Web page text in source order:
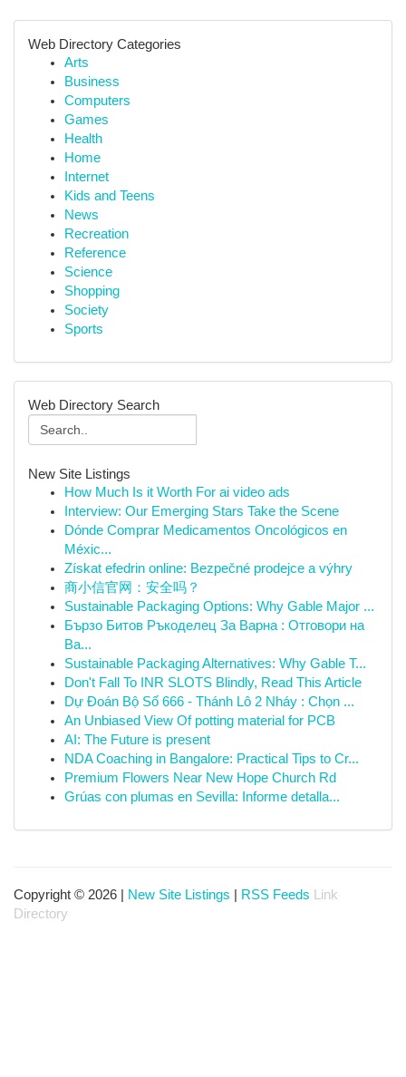
Web Directory Categories
Arts
Business
Computers
Games
Health
Home
Internet
Kids and Teens
News
Recreation
Reference
Science
Shopping
Society
Sports
Web Directory Search
New Site Listings
How Much Is it Worth For ai video ads
Interview: Our Emerging Stars Take the Scene
Dónde Comprar Medicamentos Oncológicos en
Méxic...
Získat efedrin online: Bezpečné prodejce a výhry
商小信官网：安全吗？
Sustainable Packaging Options: Why Gable Major ...
Бързо Битов Ръкоделец За Варна : Отговори на
Ва...
Sustainable Packaging Alternatives: Why Gable T...
Don't Fall To INR SLOTS Blindly, Read This Article
Dự Đoán Bộ Số 666 - Thánh Lô 2 Nháy : Chọn ...
An Unbiased View Of potting material for PCB
AI: The Future is present
NDA Coaching in Bangalore: Practical Tips to Cr...
Premium Flowers Near New Hope Church Rd
Grúas con plumas en Sevilla: Informe detalla...
Copyright © 2026 | New Site Listings RSS Feeds
Link
Directory